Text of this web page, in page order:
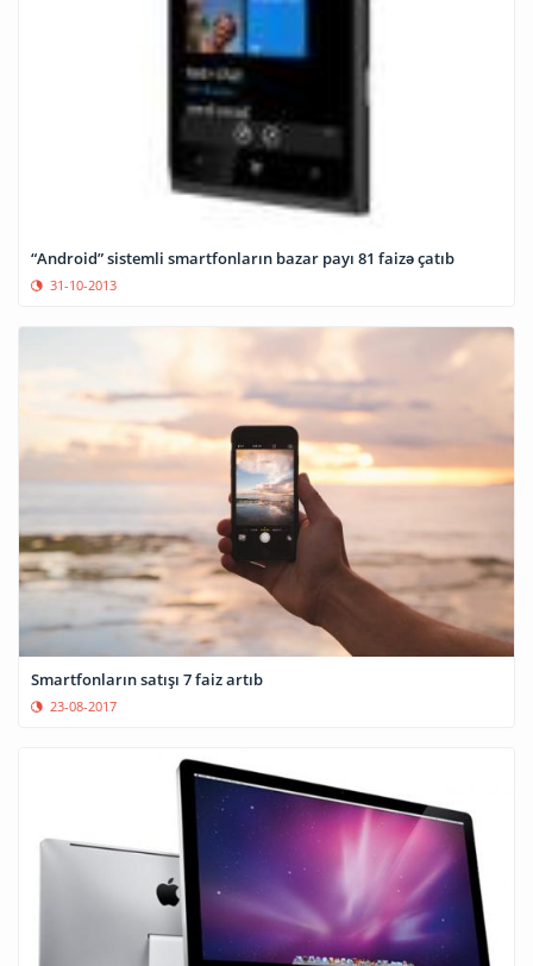
“Android” sistemli smartfonların bazar payı 81 faizə çatıb
31-10-2013
Smartfonların satışı 7 faiz artıb
23-08-2017